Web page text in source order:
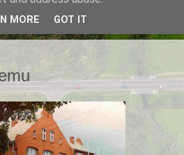
MORE GOT IT